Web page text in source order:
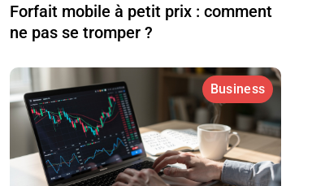
Forfait mobile à petit prix : comment
ne pas se tromper ?
Business